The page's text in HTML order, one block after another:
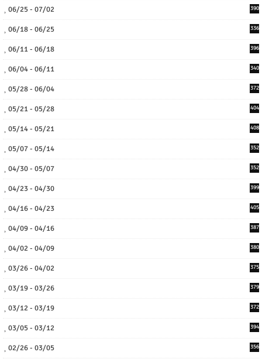
06/25 - 07/02 390
06/18 - 06/25 336
06/11 - 06/18 396
06/04 - 06/11 340
05/28 - 06/04 372
05/21 - 05/28 404
05/14 - 05/21 408
05/07 - 05/14 352
04/30 - 05/07 352
04/23 - 04/30 399
04/16 - 04/23 405
04/09 - 04/16 387
04/02 - 04/09 380
03/26 - 04/02 375
03/19 - 03/26 379
03/12 - 03/19 372
03/05 - 03/12 394
02/26 - 03/05 356